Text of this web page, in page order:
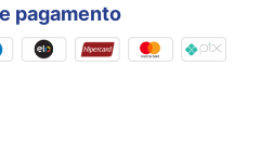
pagamento